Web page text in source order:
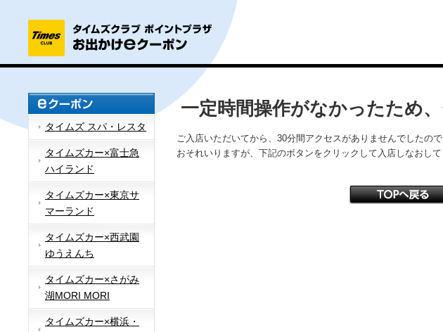
タイムズ スパ・レスタ
タイムズカー×富士急
ハイランド
タイムズカー×東京サ
マーランド
タイムズカー×西武園
ゆうえんち
タイムズカー×さがみ
湖MORI MORI
タイムズカー×横浜・
一定時間操作がなかったため
ご入店いただいてから、30分間アクセスがありませんでしたの
おそれいりますが、下記のボタンをクリックして入店しなおして